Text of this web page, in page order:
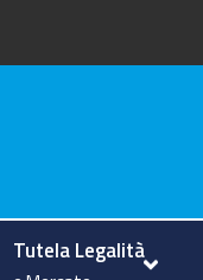
Tutela Legalità